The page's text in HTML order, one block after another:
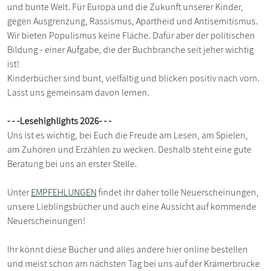
und bunte Welt. Für Europa und die Zukunft unserer Kinder,
gegen Ausgrenzung, Rassismus, Apartheid und Antisemitismus.
Wir bieten Populismus keine Fläche. Dafür aber der politischen
Bildung - einer Aufgabe, die der Buchbranche seit jeher wichtig
ist!
Kinderbücher sind bunt, vielfältig und blicken positiv nach vorn.
Lasst uns gemeinsam davon lernen.
- - -Lesehighlights 2026- - -
Uns ist es wichtig, bei Euch die Freude am Lesen, am Spielen,
am Zuhören und Erzählen zu wecken. Deshalb steht eine gute
Beratung bei uns an erster Stelle.
UnterEMPFEHLUNGENfindet ihr daher tolle Neuerscheinungen,
unsere Lieblingsbücher und auch eine Aussicht auf kommende
Neuerscheinungen!
Ihr könnt diese Bücher und alles andere hier online bestellen
und meist schon am nächsten Tag bei uns auf der Krämerbrücke